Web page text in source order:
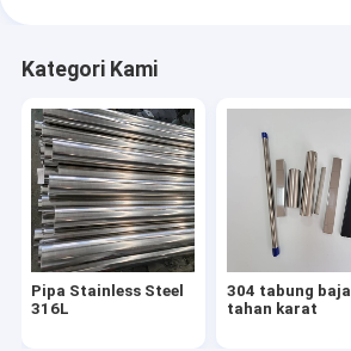
Pipa Paduan Aluminium
Lembar Paduan Aluminium
Kumparan Paduan Aluminium
Perlengkapan Baja Tahan Karat
Kategori Kami
Pipa Stainless Steel
316L
304 tabung baja
tahan karat